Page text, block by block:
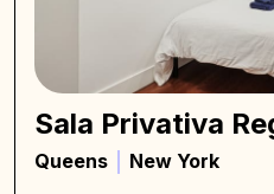
Sala Privativa
Queens New York